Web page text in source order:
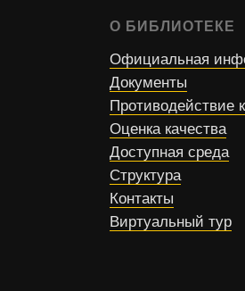
О БИБЛИОТЕКЕ
Официальная
Документы
Противодействие
Оценка качества
Доступная среда
Структура
Контакты
Виртуальный тур